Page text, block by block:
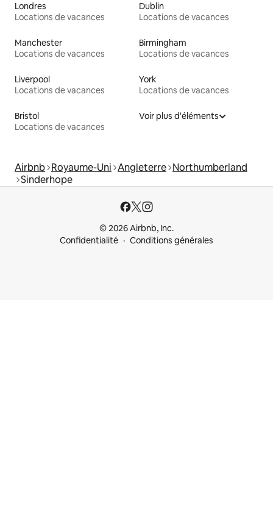
Londres
Locations de vacances
Dublin
Locations de vacances
Manchester
Locations de vacances
Birmingham
Locations de vacances
Liverpool
Locations de vacances
York
Locations de vacances
Bristol
Locations de vacances
Voir plus d'éléments
Airbnb Royaume-Uni Angleterre Northumberland
Sinderhope
© 2026 Airbnb, Inc.
Confidentialité
Conditions générales